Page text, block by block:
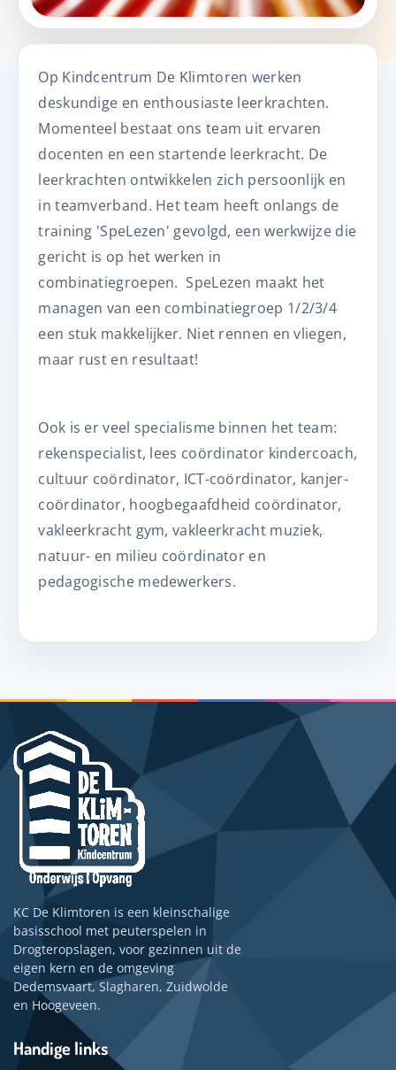
Op Kindcentrum De Klimtoren werken
deskundige en enthousiaste leerkrachten.
Momenteel bestaat ons team uit ervaren
docenten en een startende leerkracht. De
leerkrachten ontwikkelen zich persoonlijk en
in teamverband. Het team heeft onlangs de
training 'SpeLezen' gevolgd, een werkwijze die
gericht is op het werken in
combinatiegroepen. SpeLezen maakt het
managen van een combinatiegroep 1/2/3/4
een stuk makkelijker. Niet rennen en vliegen,
maar rust en resultaat!
Ook is er veel specialisme binnen het team:
rekenspecialist, lees coördinator kindercoach,
cultuur coördinator, ICT-coördinator, kanjer-
coördinator, hoogbegaafdheid coördinator,
vakleerkracht gym, vakleerkracht muziek,
natuur- en milieu coördinator en
pedagogische medewerkers.
KC De Klimtoren is een kleinschalige
basisschool met peuterspelen in
Drogteropslagen, voor gezinnen uit de
eigen kern en de omgeving
Dedemsvaart, Slagharen, Zuidwolde
en Hoogeveen.
Handige links